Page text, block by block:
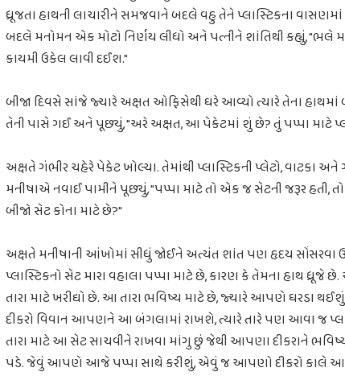
ધ્રૂજતા હાથની લાચારીને સમજવાને બદલે વહુ તેને પ્લાસ્ટિકના વાસણમાં
બદલે મનોમન એક મોટો નિર્ણય લીધો અને પત્નીને શાંતિથી કહ્યું, "ભલે
કાયમી ઉકેલ લાવી દઈશ."
બીજા દિવસે સાંજે જ્યારે અક્ષત ઓફિસેથી ઘરે આવ્યો ત્યારે તેના હાથમાં
તેની પાસે ગઈ અને પૂછ્યું, "અરે અક્ષત, આ પેકેટમાં શું છે? તું પપ્પા માટે
અક્ષતે ગંભીર ચહેરે પેકેટ ખોલ્યા. તેમાંથી પ્લાસ્ટિકની પ્લેટો,
મનીષાએ નવાઈ પામીને પૂછ્યું, "પપ્પા માટે તો એક જ સેટની જરૂર
બીજો સેટ કોના માટે છે?"
અક્ષતે મનીષાની આંખોમાં સીધું જોઈને અત્યંત શાંત પણ હૃદય સોંસરવા
પ્લાસ્ટિકનો સેટ મારા વહાલા પપ્પા માટે છે, કારણ કે તેમના હાથ
તારા માટે ખરીદ્યો છે. આ તારા ભવિષ્ય માટે છે, જ્યારે આપણે
દીકરો વિવાન આપણને આ બંગલામાં રાખશે, ત્યારે તારે પણ આવા જ
તારા માટે આ સેટ સાચવીને રાખવા માંગુ છું જેથી આપણા દીકરાને
પડે. જેવું આપણે આજે પપ્પા સાથે કરીશું, એવું જ આપણો દીકરો કાલે